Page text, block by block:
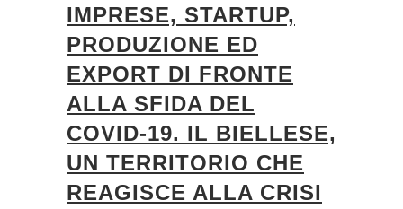
IMPRESE, STARTUP,
PRODUZIONE ED
EXPORT DI FRONTE
ALLA SFIDA DEL
COVID-19. IL BIELLESE,
UN TERRITORIO CHE
REAGISCE ALLA CRISI